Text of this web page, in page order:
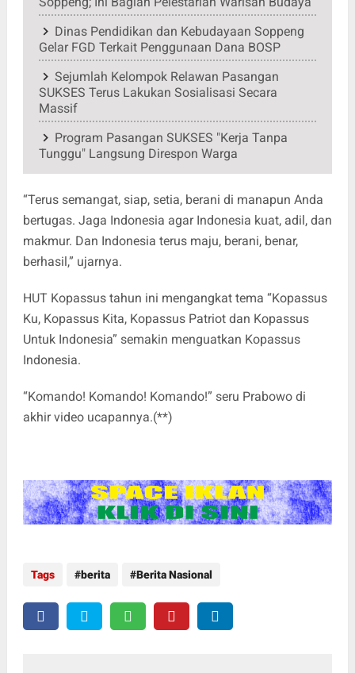
Dinas Pendidikan dan Kebudayaan Soppeng
Gelar FGD Terkait Penggunaan Dana BOSP
Sejumlah Kelompok Relawan Pasangan
SUKSES Terus Lakukan Sosialisasi Secara
Massif
Program Pasangan SUKSES "Kerja Tanpa
Tunggu" Langsung Direspon Warga
“Terus semangat, siap, setia, berani di manapun Anda
bertugas. Jaga Indonesia agar Indonesia kuat, adil, dan
makmur. Dan Indonesia terus maju, berani, benar,
berhasil,” ujarnya.
HUT Kopassus tahun ini mengangkat tema “Kopassus
Ku, Kopassus Kita, Kopassus Patriot dan Kopassus
Untuk Indonesia” semakin menguatkan Kopassus
Indonesia.
“Komando! Komando! Komando!” seru Prabowo di
akhir video ucapannya.(**)
Tags berita Berita Nasional